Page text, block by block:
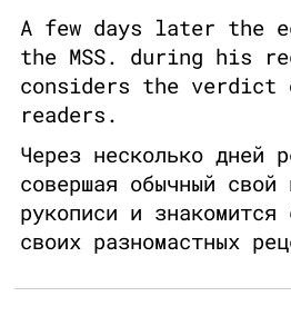
A few days later the
the MSS. during his
considers the verdict
readers.
Через несколько дней
совершая обычный
рукописи и знакомится
своих разномастных